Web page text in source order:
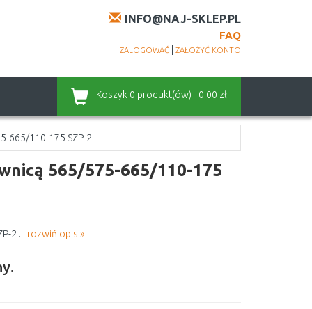
INFO@NAJ-SKLEP.PL
FAQ
ZALOGOWAĆ ZAŁOŻYĆ KONTO
Koszyk 0 produkt(ów) - 0.00 zł
665/110-175 SZP-2
565/575-665/110-175
2 ... rozwiń opis »